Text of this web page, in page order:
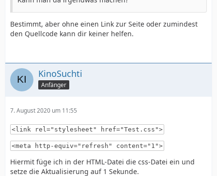
Bestimmt, aber ohne einen Link zur Seite oder zumindest
den Quellcode kann dir keiner helfen.
KinoSuchti
Anfänger
7. August 2020 um 11:55
<link rel="stylesheet" href="Test.css">
<meta http-equiv="refresh" content="1">
Hiermit füge ich in der HTML-Datei die css-Datei ein und
setze die Aktualisierung auf 1 Sekunde.